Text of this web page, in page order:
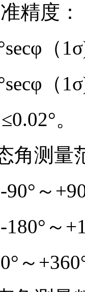
精度：
（
（
≤0.02°。
角测量
-90° ～
-180° ～
0° ～